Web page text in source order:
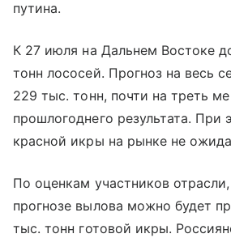
путина.
К 27 июля на Дальнем Востоке
тонн лососей. Прогноз на весь
229 тыс. тонн, почти на треть
прошлогоднего результата. При
красной икры на рынке не
По оценкам участников
прогнозе вылова можно будет
тыс. тонн готовой икры.